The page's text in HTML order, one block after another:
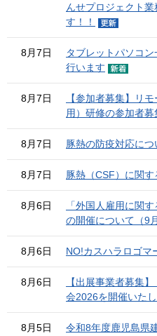
んせプロジェクト
す！！
8月7日
タブレットパソコ
行います
8月7日
【参加者募集】リ
用）研修の参加者募
8月7日 豚熱の防疫対応につ
8月7日 豚熱（CSF）に関す
8月6日
「外国人雇用に関
の開催について（9
8月6日 NO!カスハラロゴマ
8月6日
【出展事業者募集
会2026を開催いたし
8月5日
令和8年度鹿児島県